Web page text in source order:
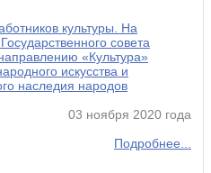
культуры. На
совета
«Культура»
искусства и
наследия народов
03 ноября 2020 года
Подробнее...